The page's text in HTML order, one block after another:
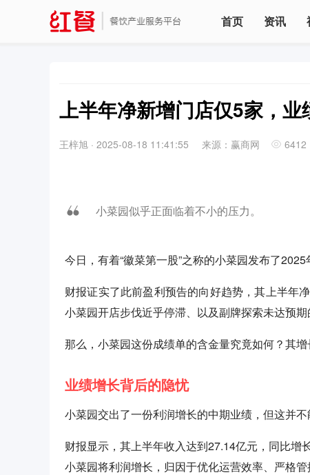
首页 资讯
上半年净新增门店仅5家，
王梓旭 · 2025-08-18 11:41:55 来源：赢商网 6412
小菜园似乎正面临着不小的压力。
今日，有着“徽菜第一股”之称的小菜园发布了2025
财报证实了此前盈利预告的向好趋势，其上半年
小菜园开店步伐近乎停滞、以及副牌探索未达预期
那么，小菜园这份成绩单的含金量究竟如何？其
业绩增长背后的隐忧
小菜园交出了一份利润增长的中期业绩，但这并
财报显示，其上半年收入达到27.14亿元，同比增
小菜园将利润增长，归因于优化运营效率、严格管